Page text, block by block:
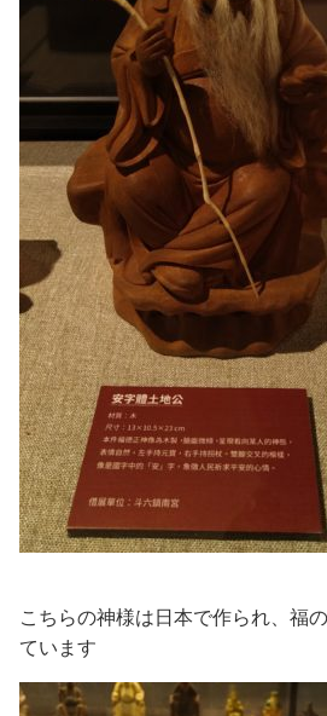
こちらの神様は日本で作られ、福
ています